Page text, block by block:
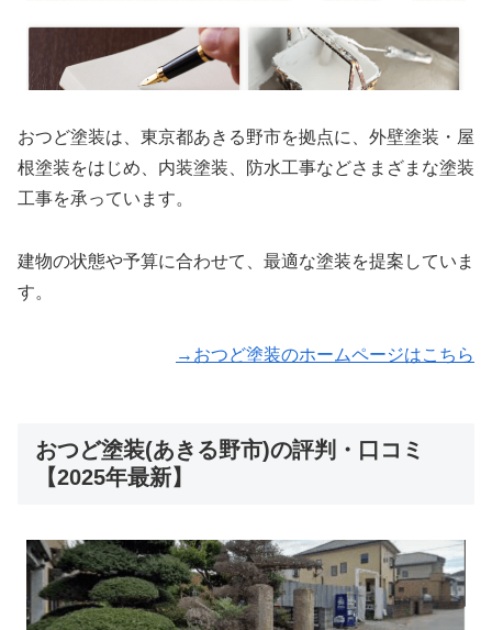
おつど塗装は、東京都あきる野市を拠点に、外壁塗装・屋
根塗装をはじめ、内装塗装、
防水工事などさまざまな塗装
工事を承っています。
建物の状態や予算に合わせて、最適な塗装を提案していま
す。
→おつど塗装のホームページはこちら
おつど塗装(あきる野市)の評判・口コミ
【2025年最新】